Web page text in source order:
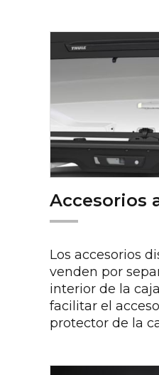
Accesorios
Los accesorios
venden por
interior de la
facilitar el
protector de la